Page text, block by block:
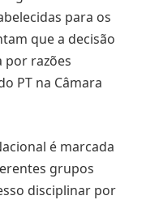
para os
que a decisão
por razões
PT na Câmara
é marcada
grupos
disciplinar por